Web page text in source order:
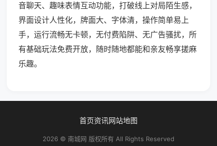
音聊天、趣味表情互动功能，打破线上对局陌生感，
界面设计人性化，牌面大、字体清，操作简单易上
手，运行流畅无卡顿，无付费陷阱、无广告骚扰，所
有基础玩法免费开放，随时随地都能和亲友畅享搓麻
乐趣。
首页资讯网站地图
2026 © 南城网 版权所有 All Rights Reserved